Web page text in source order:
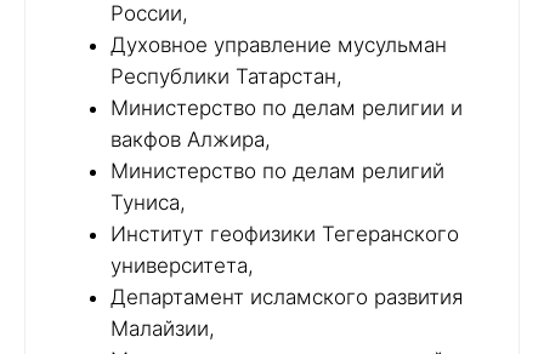
России,
Духовное управление мусульман
Республики Татарстан,
Министерство по делам религии и
вакфов Алжира,
Министерство по делам религий
Туниса,
Институт геофизики Тегеранского
университета,
Департамент исламского развития
Малайзии,